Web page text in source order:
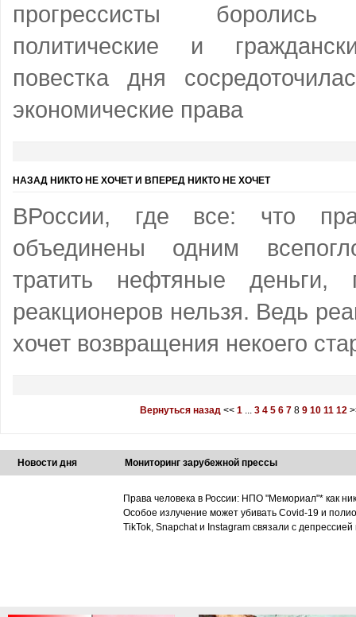
прогрессисты
политические и
повестка дня
экономические права
НАЗАД НИКТО НЕ ХОЧЕТ И ВПЕРЕД НИКТО НЕ ХОЧЕТ
ВРоссии, где все: что
объединены одним
тратить нефтяные деньги,
реакционеров нельзя. Ведь
хочет возвращения некоего
Вернуться назад << 1 ... 3 4 5 6 7 8 9 10 11 12
Новости дня Мониторинг зарубежной прессы
Права человека в России: НПО "Мемориал"* как
Особое излучение может убивать Covid-19 и
TikTok, Snapchat и Instagram связали с